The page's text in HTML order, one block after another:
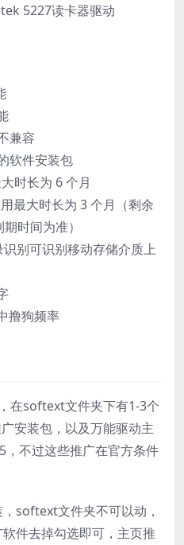
5227读卡器驱动
兼容
软件安装包
时长为 6 个月
最大时长为 3 个月（剩余
时间为准）
别可识别移动存储介质上
撸狗频率
在softext文件夹下有1-3个
安装包，以及万能驱动主
不过这些推广在官方条件
softext文件夹不可以动，
件去掉勾选即可，主页推